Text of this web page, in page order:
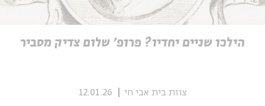
הילכו שניים יחדיו? פרופ' שלום צדיק מסביר
צוות בית אבי חי 12.01.26